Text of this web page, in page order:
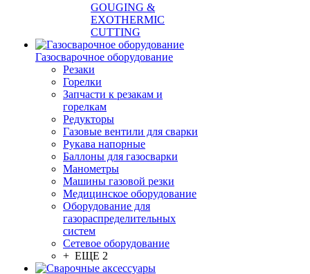
GOUGING &
EXOTHERMIC
CUTTING
Газосварочное оборудование
Резаки
Горелки
Запчасти к резакам и
горелкам
Редукторы
Газовые вентили для сварки
Рукава напорные
Баллоны для газосварки
Манометры
Машины газовой резки
Медицинское оборудование
Оборудование для
газораспределительных
систем
Сетевое оборудование
+ ЕЩЕ 2